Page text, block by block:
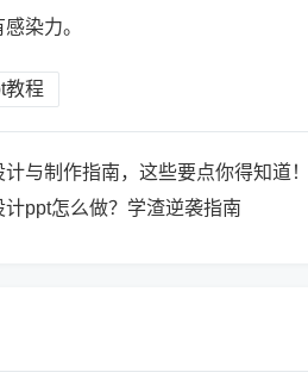
染力。
教程
计与制作指南，这些要点你得知道！
计ppt怎么做？学渣逆袭指南